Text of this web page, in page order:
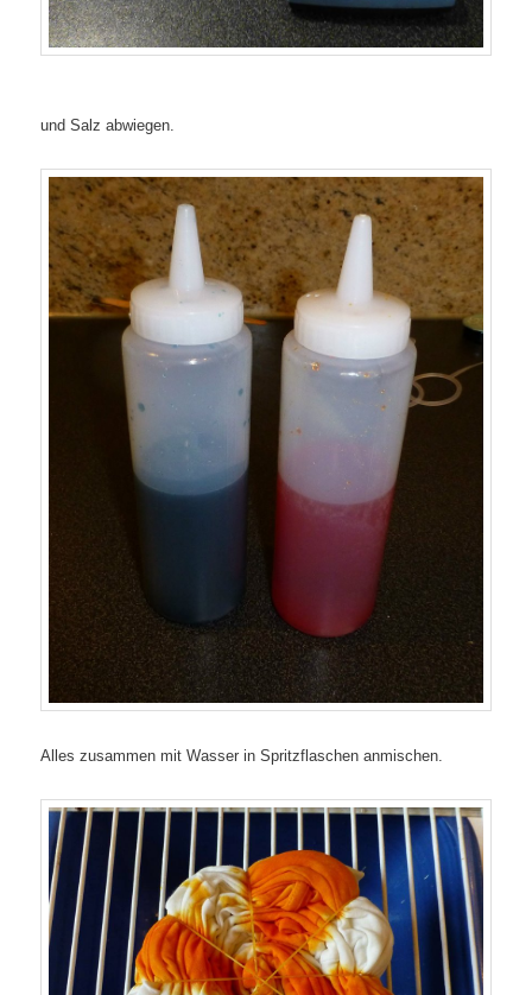
und Salz abwiegen.
Alles zusammen mit Wasser in Spritzflaschen anmischen.